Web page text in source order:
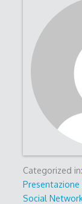
Categorized in:
Presentazione
Social